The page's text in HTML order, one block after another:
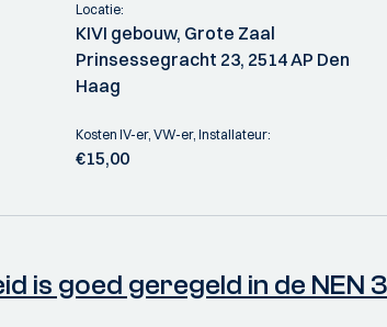
Locatie:
KIVI gebouw, Grote Zaal
Prinsessegracht 23, 2514 AP Den
Haag
Kosten IV-er, VW-er, Installateur:
€15,00
is goed geregeld in de NEN